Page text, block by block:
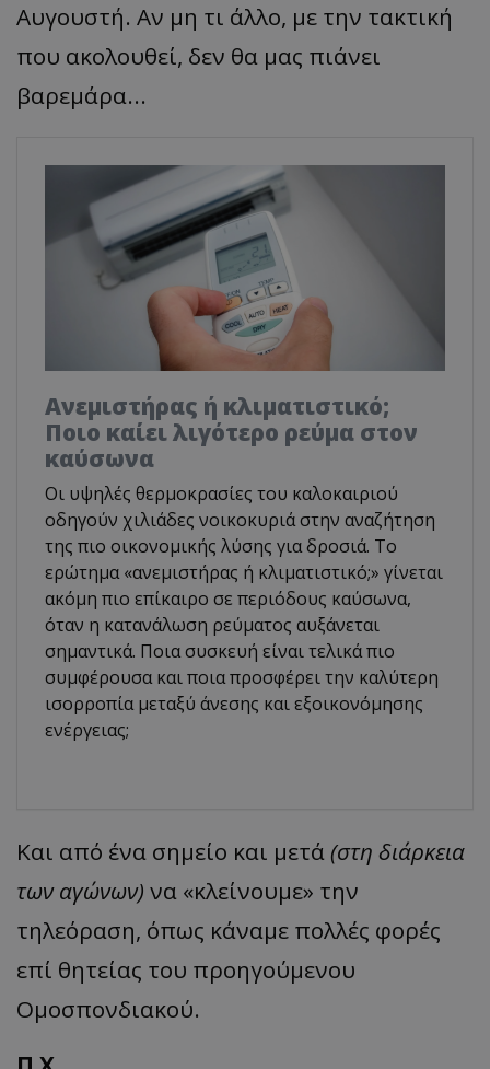
Αυγουστή. Αν μη τι άλλο, με την τακτική
που ακολουθεί, δεν θα μας πιάνει
βαρεμάρα...
Ανεμιστήρας ή κλιματιστικό;
Ποιο καίει λιγότερο ρεύμα στον
καύσωνα
Οι υψηλές θερμοκρασίες του καλοκαιριού
οδηγούν χιλιάδες νοικοκυριά στην αναζήτηση
της πιο οικονομικής λύσης για δροσιά. Το
ερώτημα «ανεμιστήρας ή κλιματιστικό;» γίνεται
ακόμη πιο επίκαιρο σε περιόδους καύσωνα,
όταν η κατανάλωση ρεύματος αυξάνεται
σημαντικά. Ποια συσκευή είναι τελικά πιο
συμφέρουσα και ποια προσφέρει την καλύτερη
ισορροπία μεταξύ άνεσης και εξοικονόμησης
ενέργειας;
Και από ένα σημείο και μετά (στη διάρκεια
των αγώνων) να «κλείνουμε» την
τηλεόραση, όπως κάναμε πολλές φορές
επί θητείας του προηγούμενου
Ομοσπονδιακού.